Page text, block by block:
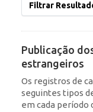
Filtrar
Publicação
estrangeiros
Os registros de
seguintes tipos
em cada período